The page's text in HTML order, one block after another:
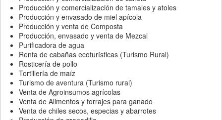
Producción y comercialización de tamales y atoles
Producción y envasado de miel apícola
Producción y venta de Composta
Producción, envasado y venta de Mezcal
Purificadora de agua
Renta de cabañas ecoturísticas (Turismo Rural)
Rosticería de pollo
Tortillería de maíz
Turismo de aventura (Turismo rural)
Venta de Agroinsumos agrícolas
Venta de Alimentos y forrajes para ganado
Venta de chiles secos, especias y abarrotes